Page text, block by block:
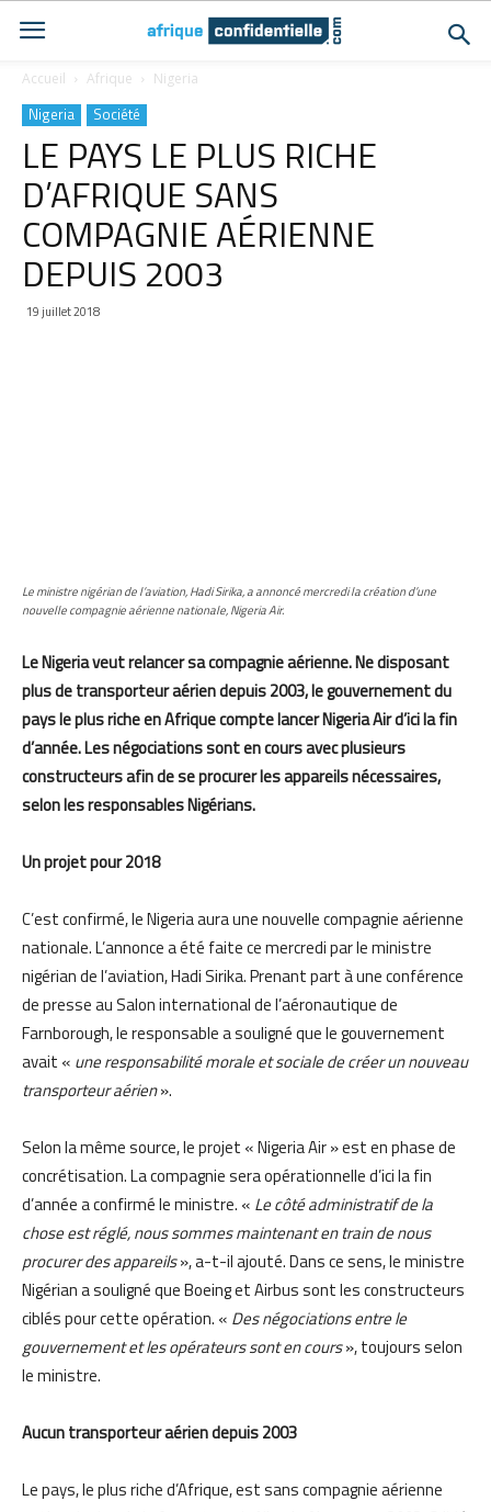
Accueil Afrique Nigeria
Nigeria Société
LE PAYS LE PLUS RICHE
D’AFRIQUE SANS
COMPAGNIE AÉRIENNE
DEPUIS 2003
19 juillet 2018
Le ministre nigérian de l’aviation, Hadi Sirika, a annoncé mercredi la création d’une
nouvelle compagnie aérienne nationale, Nigeria Air.
Le Nigeria veut relancer sa compagnie aérienne. Ne disposant
plus de transporteur aérien depuis 2003, le gouvernement du
pays le plus riche en Afrique compte lancer Nigeria Air d’ici la fin
d’année. Les négociations sont en cours avec plusieurs
constructeurs afin de se procurer les appareils nécessaires,
selon les responsables Nigérians.
Un projet pour 2018
C’est confirmé, le Nigeria aura une nouvelle compagnie aérienne
nationale. L’annonce a été faite ce mercredi par le ministre
nigérian de l’aviation, Hadi Sirika. Prenant part à une conférence
de presse au Salon international de l’aéronautique de
Farnborough, le responsable a souligné que le gouvernement
avait « une responsabilité morale et sociale de créer un nouveau
transporteur aérien».
Selon la même source, le projet « Nigeria Air » est en phase de
concrétisation. La compagnie sera opérationnelle d’ici la fin
d’année a confirmé le ministre. « Le côté administratif de la
chose est réglé, nous sommes maintenant en train de nous
procurer des appareils», a-t-il ajouté. Dans ce sens, le ministre
Nigérian a souligné que Boeing et Airbus sont les constructeurs
ciblés pour cette opération. « Des négociations entre le
gouvernement et les opérateurs sont en cours», toujours selon
le ministre.
Aucun transporteur aérien depuis 2003
Le pays, le plus riche d’Afrique, est sans compagnie aérienne